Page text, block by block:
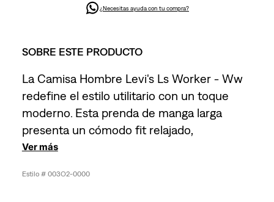
¿Necesitas ayuda con tu compra?
SOBRE ESTE PRODUCTO
La Camisa Hombre Levi's Ls Worker - Ww
redefine el estilo utilitario con un toque
moderno. Esta prenda de manga larga
presenta un cómodo fit relajado,
Ver más
003O2-0000